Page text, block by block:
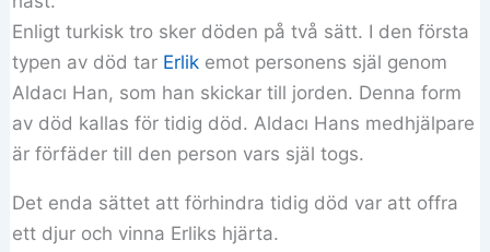
Enligt turkisk tro sker döden på två sätt. I den första
typen av död tar Erlik emot personens själ genom
Aldacı Han, som han skickar till jorden. Denna form
av död kallas för tidig död. Aldacı Hans medhjälpare
är förfäder till den person vars själ togs.
Det enda sättet att förhindra tidig död var att offra
ett djur och vinna Erliks hjärta.